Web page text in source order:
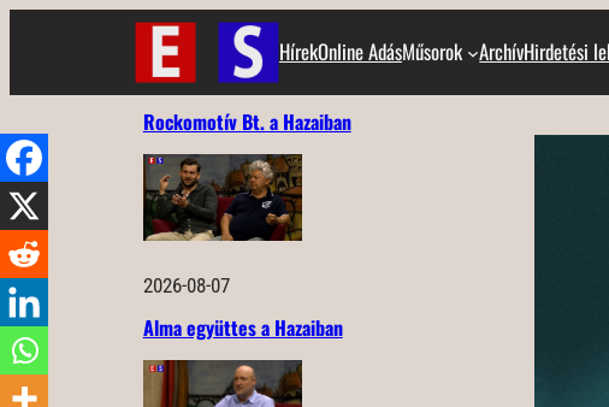
HírekOnline AdásMűsorok ArchívHirdetési
Rockomotív Bt. a Hazaiban
2026-08-07
Alma együttes a Hazaiban